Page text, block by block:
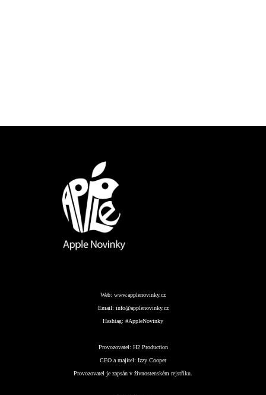
Web: www.applenovinky.cz
Email: info@applenovinky.cz
Hashtag: #AppleNovinky
Provozovatel: H2 Production
CEO a majitel: Izzy Cooper
Provozovatel je zapsán v živnostenském rejstříku.